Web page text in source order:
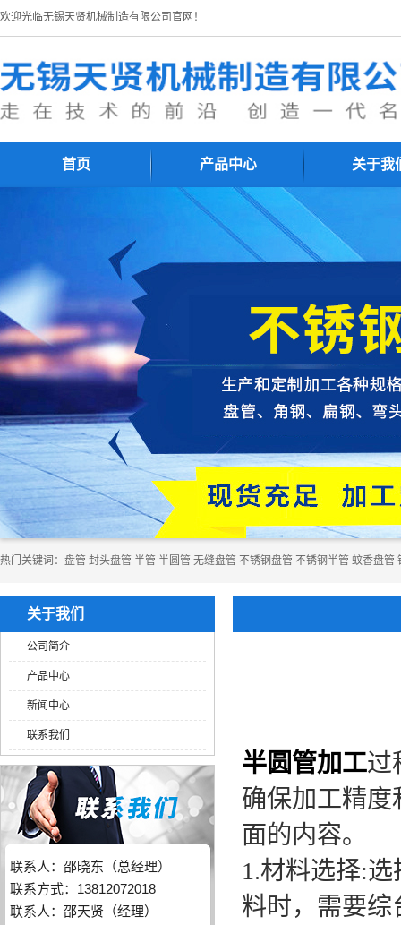
欢迎光临无锡天贤机械制造有限公司官网！
首页 产品中心 关于我
热门关键词： ​​​​​盘管 封头盘管 半管 半圆管 无缝盘管 不锈钢盘管 不锈钢半管 蚊香盘管
关于我们
公司简介
产品中心
新闻中心
联系我们
联系人：邵晓东（总经理）
联系方式：13812072018
联系人：邵天贤（经理）
半圆管加工过
确保加工精
面的内容。
1.材料选择:
料时，需要